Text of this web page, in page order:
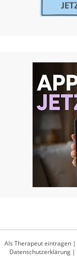
Als Therapeut eintragen |
Datenschutzerklärung|